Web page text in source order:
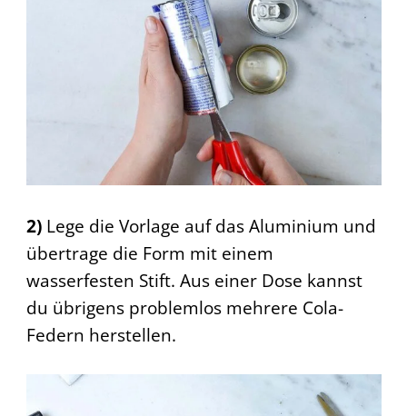
2)Lege die Vorlage auf das Aluminium und
übertrage die Form mit einem
wasserfesten Stift. Aus einer Dose kannst
du übrigens problemlos mehrere Cola-
Federn herstellen.